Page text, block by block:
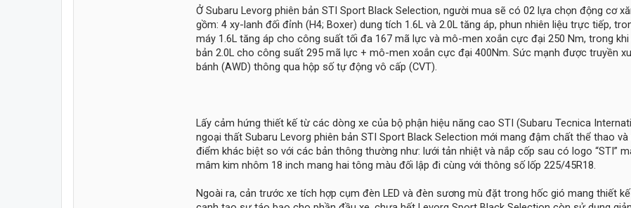
Ở Subaru Levorg phiên bản STI Sport Black Selection, người mua sẽ có 02 lựa chọn động cơ
gồm: 4 xy-lanh đối đỉnh (H4; Boxer) dung tích 1.6L và 2.0L tăng áp, phun nhiên liệu trực tiếp,
máy 1.6L tăng áp cho công suất tối đa 167 mã lực và mô-men xoắn cực đại 250 Nm, trong
bản 2.0L cho công suất 295 mã lực + mô-men xoắn cực đại 400Nm. Sức mạnh được truyền
bánh (AWD) thông qua hộp số tự động vô cấp (CVT).
Lấy cảm hứng thiết kế từ các dòng xe của bộ phận hiệu năng cao STI (Subaru Tecnica
ngoại thất Subaru Levorg phiên bản STI Sport Black Selection mới mang đậm chất thể thao và
điểm khác biệt so với các bản thông thường như: lưới tản nhiệt và nắp cốp sau có logo “STI”
mâm kim nhôm 18 inch mang hai tông màu đối lập đi cùng với thông số lốp 225/45R18.
Ngoài ra, cản trước xe tích hợp cụm đèn LED và đèn sương mù đặt trong hốc gió mang thiết